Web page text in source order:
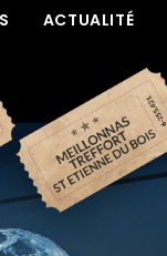
ACTUALITÉ